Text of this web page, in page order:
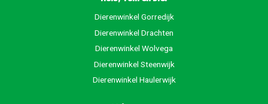
Dierenwinkel Gorredijk
Dierenwinkel Drachten
Dierenwinkel Wolvega
Dierenwinkel Steenwijk
Dierenwinkel Haulerwijk